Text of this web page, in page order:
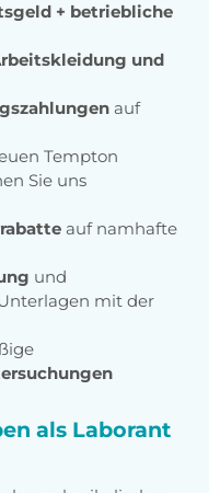
+ betriebliche
und
auf
Tempton
Sie uns
auf namhafte
und
mit der
als Laborant